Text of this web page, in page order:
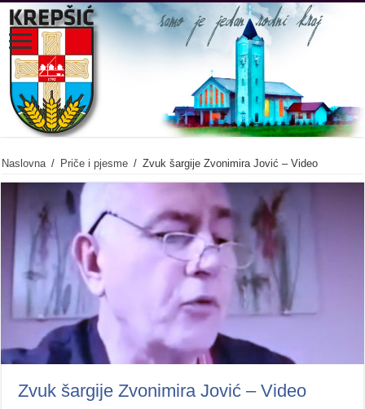
Naslovna / Priče i pjesme / Zvuk šargije Zvonimira Jović – Video
Zvuk šargije Zvonimira Jović – Video